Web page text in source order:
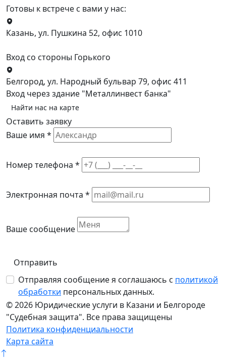
Готовы к встрече с вами у нас:
Казань, ул. Пушкина 52, офис 1010
Вход со стороны Горького
Белгород, ул. Народный бульвар 79, офис 411
Вход через здание "Металлинвест банка"
Найти нас на карте
Оставить заявку
Ваше имя *
Номер телефона *
Электронная почта *
Ваше сообщение
Отправить
Отправляя сообщение я соглашаюсь с политикой
обработки персональных данных.
© 2026 Юридические услуги в Казани и Белгороде
"Судебная защита". Все права защищены
Политика конфиденциальности
Карта сайта